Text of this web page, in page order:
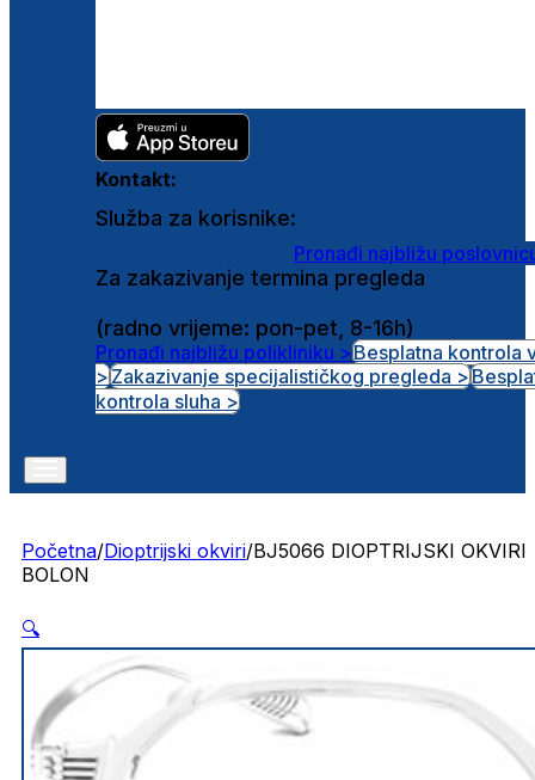
Kontakt:
Služba za korisnike:
Pronađi najbližu
Za zakazivanje termina pregleda
(radno vrijeme: pon-pet, 8-16h)
Pronađi najbližu polikliniku >Besplatna kontrola
>Zakazivanje specijalističkog pregleda >
kontrola sluha >
Početna/Dioptrijski okviri/BJ5066 DIOPTRIJSKI OKVIRI
BOLON
🔍